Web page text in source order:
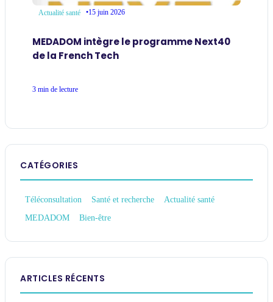
Actualité santé •15 juin 2026
MEDADOM intègre le programme Next40
de la French Tech
3 min de lecture
CATÉGORIES
Téléconsultation Santé et recherche
Actualité santé
MEDADOM
Bien-être
ARTICLES RÉCENTS